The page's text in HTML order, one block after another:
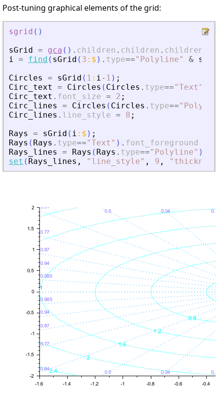
Post-tuning graphical elements of the grid:
sgrid ( )
sGrid = gca ( ) . children . children . children
i = find ( sGrid ( 3 : $ ) . type==" Polyline" &
Circles
= sGrid ( 1 : i- 1 ) ;
Circ_text
= Circles ( Circles . type=="Text "
Circ_text . font_size = 2 ;
Circ_lines
= Circles ( Circles . type=="
Circ_lines . line_style = 8 ;
Rays
= sGrid ( i : $ ) ;
Rays ( Rays . type=="Text " ) . font_foreground
Rays_lines
= Rays ( Rays . type==" Polyline" )
set ( Rays_lines , " line_style" , 9 , " thickness